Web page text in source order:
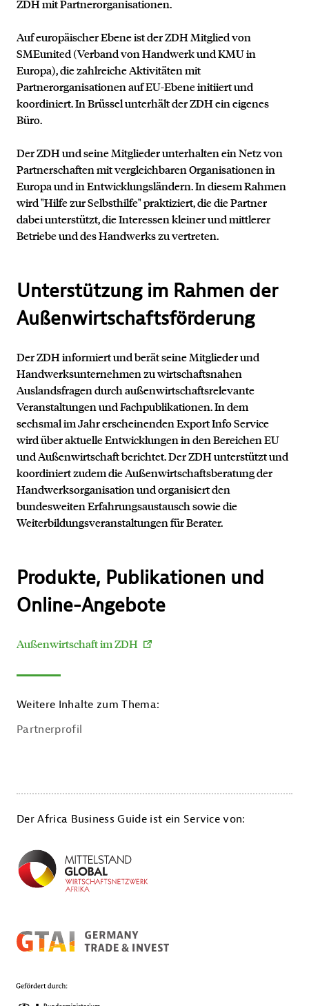
ZDH mit Partnerorganisationen.
Auf europäischer Ebene ist der ZDH Mitglied von
SMEunited (Verband von Handwerk und KMU in
Europa), die zahlreiche Aktivitäten mit
Partnerorganisationen auf EU-Ebene initiiert und
koordiniert. In Brüssel unterhält der ZDH ein eigenes
Büro.
Der ZDH und seine Mitglieder unterhalten ein Netz von
Partnerschaften mit vergleichbaren Organisationen in
Europa und in Entwicklungsländern. In diesem Rahmen
wird "Hilfe zur Selbsthilfe" praktiziert, die die Partner
dabei unterstützt, die Interessen kleiner und mittlerer
Betriebe und des Handwerks zu vertreten.
Unterstützung im Rahmen der
Außenwirtschaftsförderung
Der ZDH informiert und berät seine Mitglieder und
Handwerksunternehmen zu wirtschaftsnahen
Auslandsfragen durch außenwirtschaftsrelevante
Veranstaltungen und Fachpublikationen. In dem
sechsmal im Jahr erscheinenden Export Info Service
wird über aktuelle Entwicklungen in den Bereichen EU
und Außenwirtschaft berichtet. Der ZDH unterstützt und
koordiniert zudem die Außenwirtschaftsberatung der
Handwerksorganisation und organisiert den
bundesweiten Erfahrungsaustausch sowie die
Weiterbildungsveranstaltungen für Berater.
Produkte, Publikationen und
Online-Angebote
Außenwirtschaft im ZDH
Weitere Inhalte zum Thema:
Partnerprofil
Der Africa Business Guide ist ein Service von:
Kontakt